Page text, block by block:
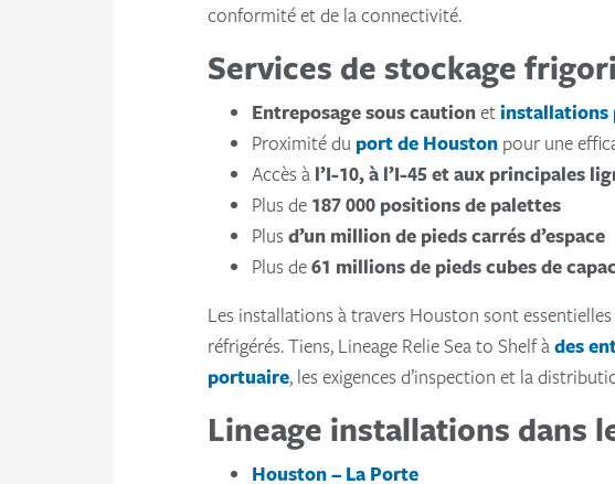
conformité et de la connectivité.
Services de stockage
Entreposage sous cautionetinstallations
Proximité du port de Houston pour une
Accès à l’I-10, à l’I-45 et aux principales
Plus de 187 000 positions de palettes
Plusd’un million de pieds carrés d’espace
Plus de61 millions de pieds cubes de
Les installations à travers Houston sont
réfrigérés. Tiens, Lineage Relie Sea to Shelf àdes
portuaire, les exigences d’inspection et la
Lineage installations dans
Houston – La Porte